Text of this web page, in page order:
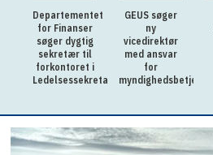
Departementet
for Finanser
søger dygtig
sekretær til
forkontoret i
Ledelsessekretariatet
GEUS søger
ny
vicedirektør
med ansvar
for
myndighedsbetjening